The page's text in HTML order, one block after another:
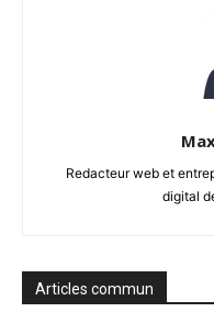
Redacteur web et
digital
Articles commun